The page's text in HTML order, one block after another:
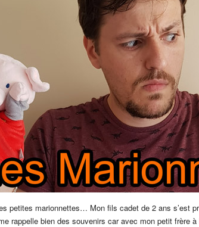
petites marionnettes… Mon fils cadet de 2 ans s’est
rappelle bien des souvenirs car avec mon petit frère